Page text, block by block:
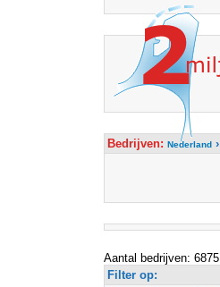
Bedrijven: Nederland›
Aantal bedrijven: 6875
Filter op: